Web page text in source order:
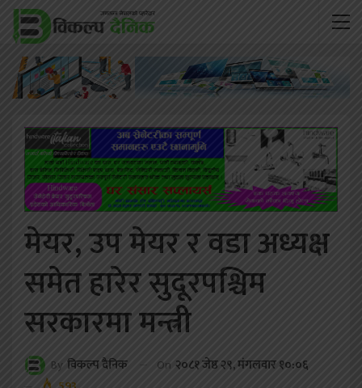
मेयर, उप मेयर र वडा अध्यक्ष
समेत हारेर सुदूरपश्चिम
सरकारमा मन्त्री
By विकल्प दैनिक On २०८१ जेष्ठ २९, मंगलवार १०:०६